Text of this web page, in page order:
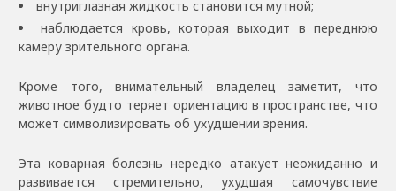
внутриглазная жидкость становится мутной;
наблюдается кровь, которая выходит в переднюю
камеру зрительного органа.
Кроме того, внимательный владелец заметит, что
животное будто теряет ориентацию в пространстве, что
может символизировать об ухудшении зрения.
Эта коварная болезнь нередко атакует неожиданно и
развивается стремительно, ухудшая самочувствие